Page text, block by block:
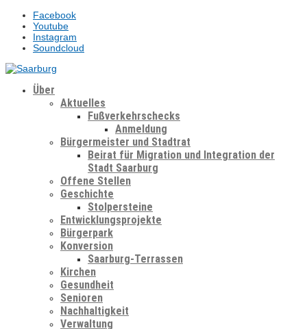
Facebook
Youtube
Instagram
Soundcloud
Über
Aktuelles
Fußverkehrschecks
Anmeldung
Bürgermeister und Stadtrat
Beirat für Migration und Integration der
Stadt Saarburg
Offene Stellen
Geschichte
Stolpersteine
Entwicklungsprojekte
Bürgerpark
Konversion
Saarburg-Terrassen
Kirchen
Gesundheit
Senioren
Nachhaltigkeit
Verwaltung